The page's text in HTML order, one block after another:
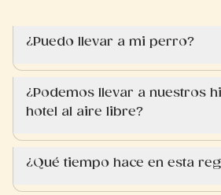
¿Puedo llevar a mi perro?
¿Podemos llevar a nuestros
hotel al aire libre?
¿Qué tiempo hace en esta